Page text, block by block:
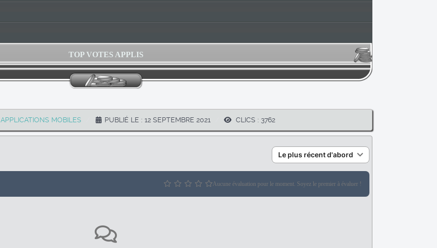
TOP VOTES APPLIS
APPLICATIONS MOBILES PUBLIÉ LE : 12 SEPTEMBRE 2021 CLICS : 3762
Le plus récent d'abord
Aucune évaluation pour le moment. Soyez le premier à évaluer !